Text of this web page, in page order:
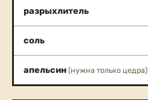
разрыхлитель
соль
апельсин (нужна только цедра)